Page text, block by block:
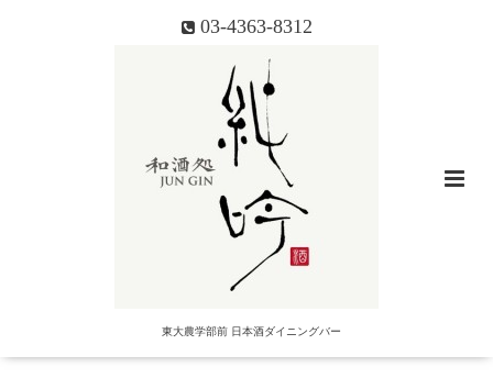
03-4363-8312
東大農学部前 日本酒ダイニングバー